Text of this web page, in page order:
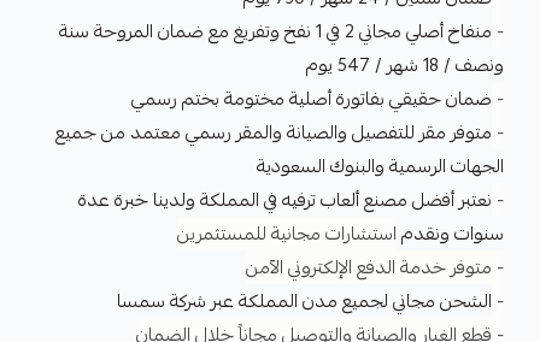
-
منفاخ أصلي مجاني 2 في 1 نفخ وتفريغ مع ضمان المروحة سنة
ونصف / 18 شهر / 547 يوم
- ضمان حقيقي بفاتورة أصلية مختومة بختم رسمي
- متوفر مقر للتفصيل والصيانة والمقر رسمي معتمد من جميع
الجهات الرسمية والبنوك السعودية
- نعتبر أفضل مصنع ألعاب ترفيه في المملكة ولدينا خبرة عدة
سنوات ونقدماستشارات مجانية للمستثمرين
- متوفر خدمة الدفع الإلكتروني الآمن
- الشحن مجاني لجميع مدن المملكة عبر شركة سمسا
- قطع الغيار والصيانة والتوصيل مجاناً خلال الضمان